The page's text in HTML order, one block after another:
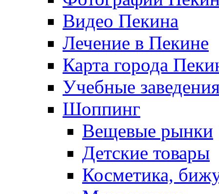
Видео Пекина
Лечение в Пекине
Карта города
Учебные
Шоппинг
Вещевые рынки
Детские товары
Косметика,